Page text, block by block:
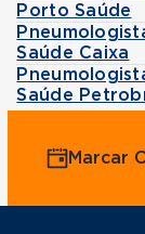
Porto Saúde
Saúde Caixa
Saúde
Marcar